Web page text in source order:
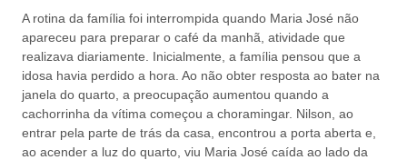
A rotina da família foi interrompida quando Maria José não
apareceu para preparar o café da manhã, atividade que
realizava diariamente. Inicialmente, a família pensou que a
idosa havia perdido a hora. Ao não obter resposta ao bater na
janela do quarto, a preocupação aumentou quando a
cachorrinha da vítima começou a choramingar. Nilson, ao
entrar pela parte de trás da casa, encontrou a porta aberta e,
ao acender a luz do quarto, viu Maria José caída ao lado da